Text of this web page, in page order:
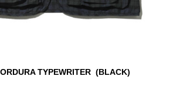
TYPEWRITER (BLACK)